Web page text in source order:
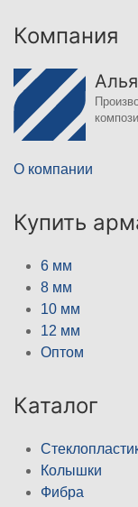
Компания
О компании
Купить
6 мм
8 мм
10 мм
12 мм
Оптом
Каталог
Колышки
Фибра